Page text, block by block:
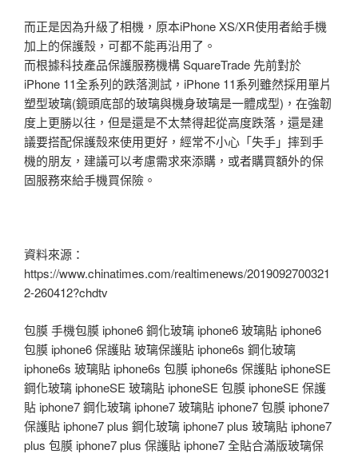
而正是因為升級了相機，原本iPhone XS/XR使用者給手機
加上的保護殼，可都不能再沿用了。
而根據科技產品保護服務機構 SquareTrade 先前對於
iPhone 11全系列的跌落測試，iPhone 11系列雖然採用單片
塑型玻璃(鏡頭底部的玻璃與機身玻璃是一體成型)，在強韌
度上更勝以往，但是還是不太禁得起從高度跌落，還是建
議要搭配保護殼來使用更好，經常不小心「失手」摔到手
機的朋友，建議可以考慮需求來添購，或者購買額外的保
固服務來給手機買保險。
資料來源：
https://www.chinatimes.com/realtimenews/2019092700321
2-260412?chdtv
包膜 手機包膜 iphone6 鋼化玻璃 iphone6 玻璃貼 iphone6
包膜 iphone6 保護貼 玻璃保護貼 iphone6s 鋼化玻璃
iphone6s 玻璃貼 iphone6s 包膜 iphone6s 保護貼 iphoneSE
鋼化玻璃 iphoneSE 玻璃貼 iphoneSE 包膜 iphoneSE 保護
貼 iphone7 鋼化玻璃 iphone7 玻璃貼 iphone7 包膜 iphone7
保護貼 iphone7 plus 鋼化玻璃 iphone7 plus 玻璃貼 iphone7
plus 包膜 iphone7 plus 保護貼 iphone7 全貼合滿版玻璃保